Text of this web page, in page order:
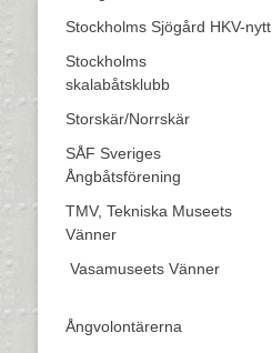
Stockholms Sjögård HKV-nytt
Stockholms
skalabåtsklubb
Storskär/Norrskär
SÅF Sveriges
Ångbåtsförening
TMV, Tekniska Museets
Vänner
Vasamuseets Vänner
Ångvolontärerna